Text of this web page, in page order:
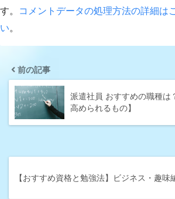
す。
コメントデータの処理方法の詳細は
い。
前の記事
派遣社員 おすすめの職種は
高められるもの】
【おすすめ資格と勉強法】ビジネス・趣味